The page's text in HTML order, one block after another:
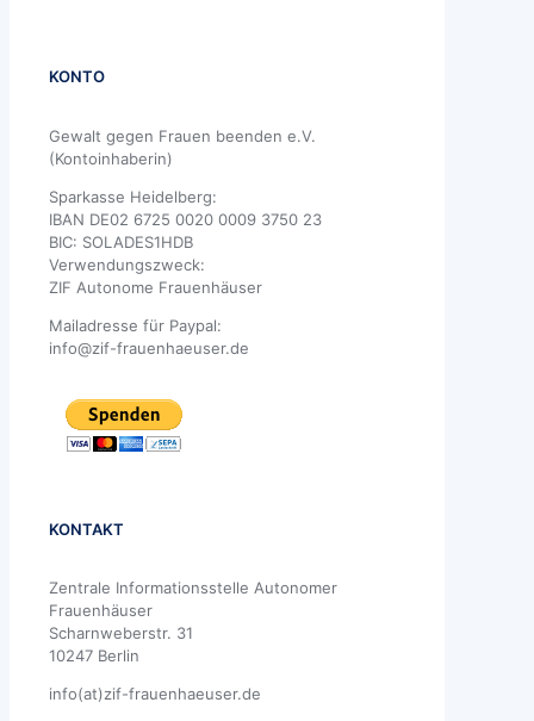
KONTO
Gewalt gegen Frauen beenden e.V.
(Kontoinhaberin)
Sparkasse Heidelberg:
IBAN DE02 6725 0020 0009 3750 23
BIC: SOLADES1HDB
Verwendungszweck:
ZIF Autonome Frauenhäuser
Mailadresse für Paypal:
info@zif-frauenhaeuser.de
KONTAKT
Zentrale Informationsstelle Autonomer
Frauenhäuser
Scharnweberstr. 31
10247 Berlin
info(at)zif-frauenhaeuser.de